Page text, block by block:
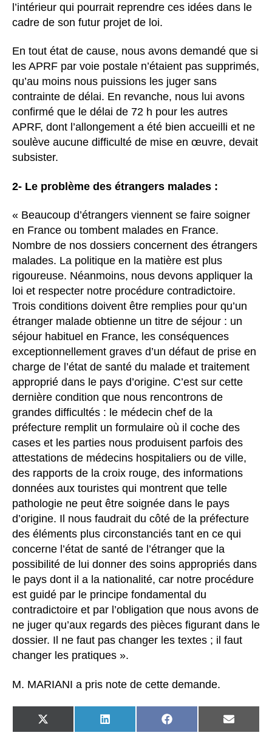
l’intérieur qui pourrait reprendre ces idées dans le
cadre de son futur projet de loi.
En tout état de cause, nous avons demandé que si
les APRF par voie postale n’étaient pas supprimés,
qu’au moins nous puissions les juger sans
contrainte de délai. En revanche, nous lui avons
confirmé que le délai de 72 h pour les autres
APRF, dont l’allongement a été bien accueilli et ne
soulève aucune difficulté de mise en œuvre, devait
subsister.
2- Le problème des étrangers malades :
« Beaucoup d’étrangers viennent se faire soigner
en France ou tombent malades en France.
Nombre de nos dossiers concernent des étrangers
malades. La politique en la matière est plus
rigoureuse. Néanmoins, nous devons appliquer la
loi et respecter notre procédure contradictoire.
Trois conditions doivent être remplies pour qu’un
étranger malade obtienne un titre de séjour : un
séjour habituel en France, les conséquences
exceptionnellement graves d’un défaut de prise en
charge de l’état de santé du malade et traitement
approprié dans le pays d’origine. C’est sur cette
dernière condition que nous rencontrons de
grandes difficultés : le médecin chef de la
préfecture remplit un formulaire où il coche des
cases et les parties nous produisent parfois des
attestations de médecins hospitaliers ou de ville,
des rapports de la croix rouge, des informations
données aux touristes qui montrent que telle
pathologie ne peut être soignée dans le pays
d’origine. Il nous faudrait du côté de la préfecture
des éléments plus circonstanciés tant en ce qui
concerne l’état de santé de l’étranger que la
possibilité de lui donner des soins appropriés dans
le pays dont il a la nationalité, car notre procédure
est guidé par le principe fondamental du
contradictoire et par l’obligation que nous avons de
ne juger qu’aux regards des pièces figurant dans le
dossier. Il ne faut pas changer les textes ; il faut
changer les pratiques ».
M. MARIANI a pris note de cette demande.
SHARE
ON
SHARE
ON
SHARE
ON
SHARE
ON